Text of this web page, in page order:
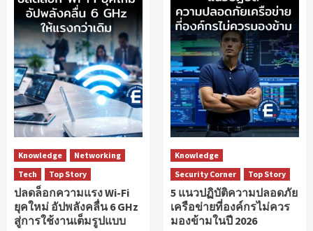
Knowledge
Networking
Tech
Top Story
ปลดล็อกความแรง Wi-Fi
ยุคใหม่ อัปพลังคลื่น 6 GHz
สู่การใช้งานเต็มรูปแบบ
Knowledge
Security Corner
Top Story
5 แนวปฏิบัติความปลอดภัย
เครือข่ายที่องค์กรไม่ควร
มองข้ามในปี 2026